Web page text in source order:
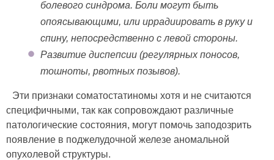
болевого синдрома. Боли могут быть
опоясывающими, или иррадиировать в руку и
спину, непосредственно с левой стороны.
Развитие диспепсии (регулярных поносов,
тошноты, рвотных позывов).
Эти признаки соматостатиномы хотя и не считаются
специфичными, так как сопровождают различные
патологические состояния, могут помочь заподозрить
появление в поджелудочной железе аномальной
опухолевой структуры.